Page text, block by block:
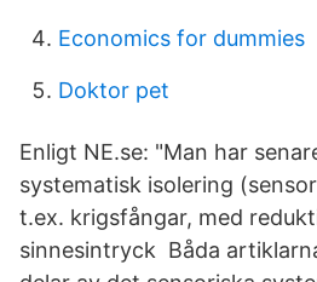
Economics for dummies
Doktor pet
Enligt NE.se: "Man har
systematisk isolering
t.ex. krigsfångar, med
sinnesintryck Båda